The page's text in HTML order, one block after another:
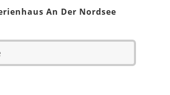
An Der Nordsee